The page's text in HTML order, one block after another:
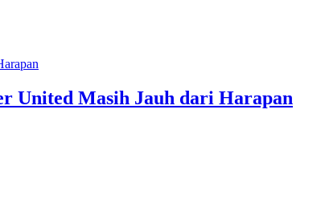
United Masih Jauh dari Harapan